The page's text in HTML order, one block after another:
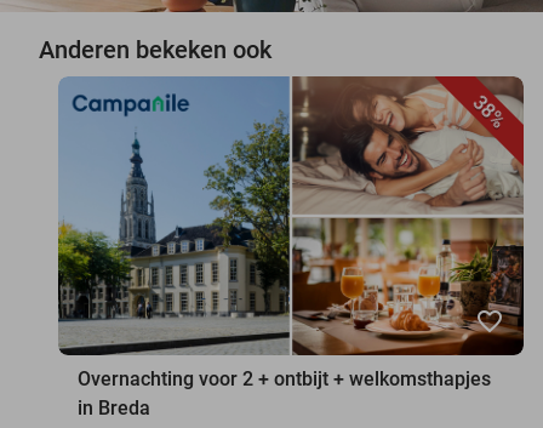
Anderen bekeken ook
38%
favorite_border
Overnachting voor 2 + ontbijt + welkomsthapjes
in Breda